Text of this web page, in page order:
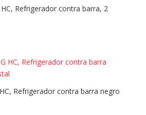
Refrigerador contra barra, 2
Refrigerador contra barra negro